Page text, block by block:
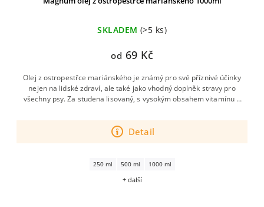
SKLADEM (>5 ks)
od 69 Kč
Detail
Olej z ostropestřce mariánského je známý pro své příznivé účinky
nejen na lidské zdraví, ale také jako vhodný doplněk stravy pro
všechny psy. Za studena lisovaný, s vysokým obsahem vitamínu E
250 ml 500 ml 1000 ml
+ další